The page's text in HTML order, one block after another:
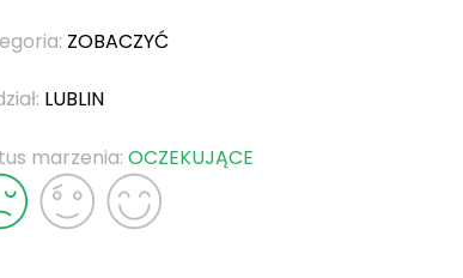
ZOBACZYĆ
LUBLIN
marzenia: OCZEKUJĄCE